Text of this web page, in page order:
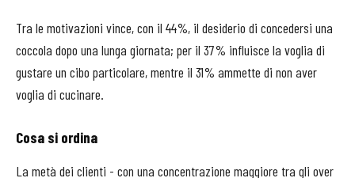
Tra le motivazioni vince, con il 44%, il desiderio di concedersi una
coccola dopo una lunga giornata; per il 37% influisce la voglia di
gustare un cibo particolare, mentre il 31% ammette di non aver
voglia di cucinare.
Cosa si ordina
La metà dei clienti - con una concentrazione maggiore tra gli over